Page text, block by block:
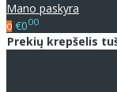
Mano paskyra
0 €000
Prekių krepšelis